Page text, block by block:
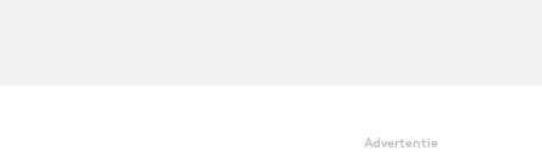
Advertentie